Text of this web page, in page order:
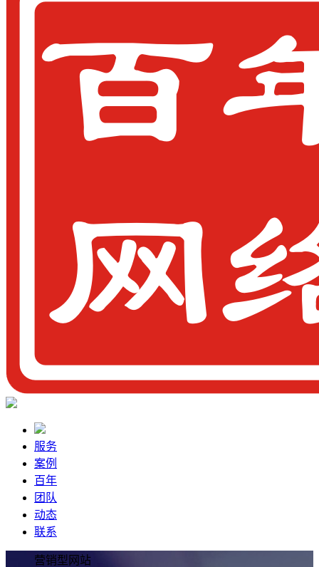
服务
案例
百年
团队
动态
联系
营销型网站